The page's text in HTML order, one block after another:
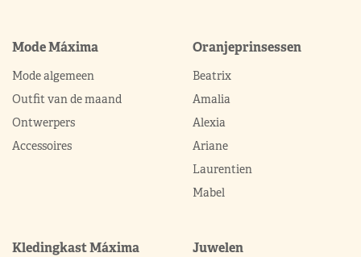
Mode Máxima
Mode algemeen
Outfit van de maand
Ontwerpers
Accessoires
Oranjeprinsessen
Beatrix
Amalia
Alexia
Ariane
Laurentien
Mabel
Kledingkast Máxima Juwelen